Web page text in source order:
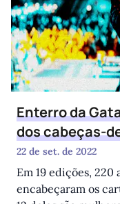
Enterro da
dos cabeças-
22 de set. de 2022
Em 19 edições,
encabeçaram os cartazes do Enterro da Gata. Apenas